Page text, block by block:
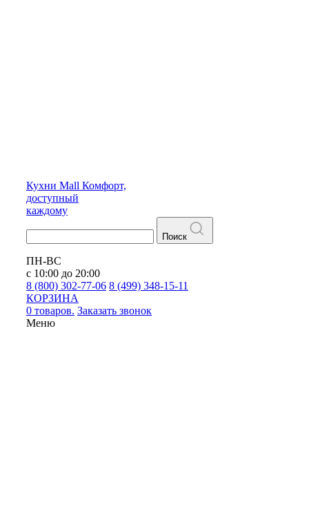
Кухни Mall Комфорт,
доступный
каждому
Поиск
ПН-ВС
с 10:00 до 20:00
8 (800) 302-77-06 8 (499) 348-15-11
КОРЗИНА
0 товаров. Заказать звонок
Меню